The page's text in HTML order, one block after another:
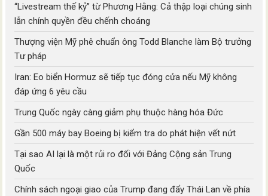
“Livestream thế kỷ” từ Phương Hằng: Cả thập loại chúng sinh
lẫn chính quyền đều chếnh choáng
Thượng viện Mỹ phê chuẩn ông Todd Blanche làm Bộ trưởng
Tư pháp
Iran: Eo biển Hormuz sẽ tiếp tục đóng cửa nếu Mỹ không
đáp ứng 6 yêu cầu
Trung Quốc ngày càng giảm phụ thuộc hàng hóa Đức
Gần 500 máy bay Boeing bị kiểm tra do phát hiện vết nứt
Tại sao AI lại là một rủi ro đối với Đảng Cộng sản Trung
Quốc
Chính sách ngoại giao của Trump đang đẩy Thái Lan về phía